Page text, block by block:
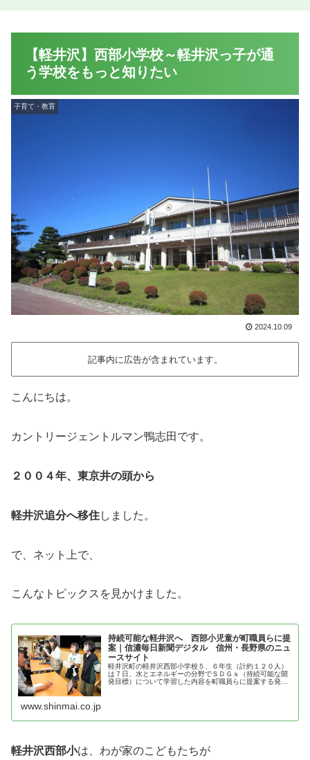
【軽井沢】西部小学校～軽井沢っ子が通
う学校をもっと知りたい
子育て・教育
2024.10.09
記事内に広告が含まれています。
こんにちは。
カントリージェントルマン鴨志田です。
２００４年、東京井の頭から
軽井沢追分へ移住しました。
で、ネット上で、
こんなトピックスを見かけました。
持続可能な軽井沢へ 西部小児童が町職員らに提
案｜信濃毎日新聞デジタル 信州・長野県のニュ
ースサイト
軽井沢町の軽井沢西部小学校５、６年生（計約１２０人）
は７日、水とエネルギーの分野でＳＤＧｓ（持続可能な開
発目標）について学習した内容を町職員らに提案する発表
www.shinmai.co.jp
軽井沢西部小は、わが家のこどもたちが